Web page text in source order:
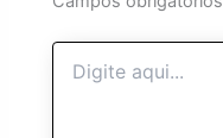
Digite
aqui...